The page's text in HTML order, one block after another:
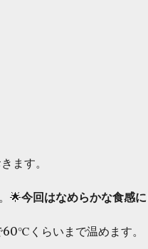
ます。
🌟今回はなめらかな食感
くらいまで温めます。